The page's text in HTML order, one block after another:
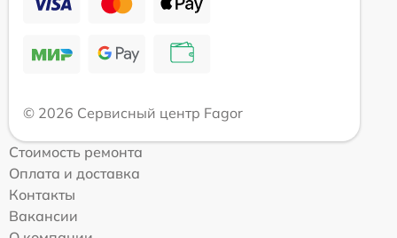
© 2026 Сервисный центр Fagor
Стоимость ремонта
Оплата и доставка
Контакты
Вакансии